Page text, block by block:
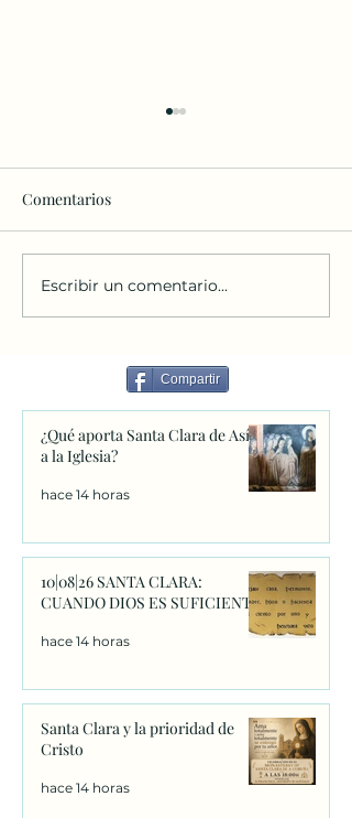
10|08|26 SANTA CLARA:
CUANDO DIOS ES
Comentarios
Escribir un comentario...
Compartir
¿Qué aporta Santa Clara de Asís
a la Iglesia?
hace 14 horas
10|08|26 SANTA CLARA:
CUANDO DIOS ES SUFICIENTE
hace 14 horas
Santa Clara y la prioridad de
Cristo
hace 14 horas